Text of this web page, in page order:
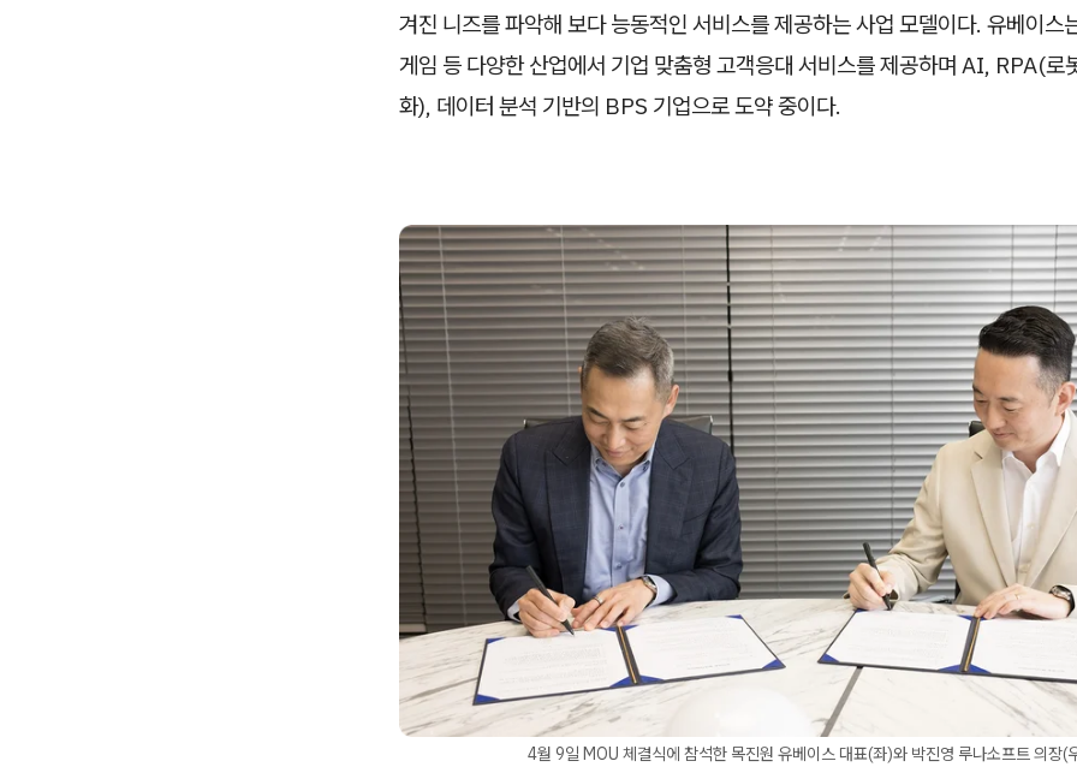
겨진 니즈를 파악해 보다 능동적인 서비스를 제공하는 사업 모델이다. 유베이스
게임 등 다양한 산업에서 기업 맞춤형 고객응대 서비스를 제공하며 AI, RPA(로
화), 데이터 분석 기반의 BPS 기업으로 도약 중이다.
4월 9일 MOU 체결식에 참석한 목진원 유베이스 대표(좌)와 박진영 루나소프트 의장(